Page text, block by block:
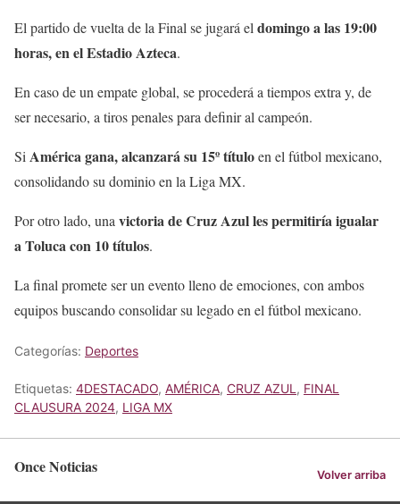
El partido de vuelta de la Final se jugará el domingo a las 19:00
horas, en el Estadio Azteca.
En caso de un empate global, se procederá a tiempos extra y, de
ser necesario, a tiros penales para definir al campeón.
Si América gana, alcanzará su 15º títuloen el fútbol mexicano,
consolidando su dominio en la Liga MX.
Por otro lado, una victoria de Cruz Azul les permitiría igualar
a Toluca con 10 títulos.
La final promete ser un evento lleno de emociones, con ambos
equipos buscando consolidar su legado en el fútbol mexicano.
Categorías: Deportes
Etiquetas: 4DESTACADO, AMÉRICA, CRUZ AZUL , FINAL
CLAUSURA 2024, LIGA MX
Once Noticias Volver arriba